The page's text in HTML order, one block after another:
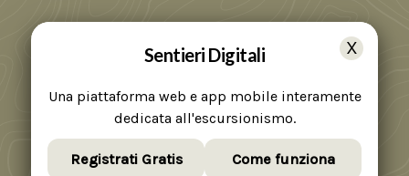
Sentieri Digitali
Una piattaforma web e app mobile interamente
dedicata all'escursionismo.
Registrati Gratis Come funziona